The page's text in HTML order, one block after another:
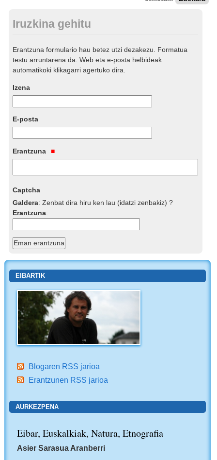
Iruzkina gehitu
Erantzuna formulario hau betez utzi dezakezu. Formatua
testu arruntarena da. Web eta e-posta helbideak
automatikoki klikagarri agertuko dira.
Izena
E-posta
Erantzuna
Captcha
Galdera:Zenbat dira hiru ken lau (idatzi zenbakiz) ?
Erantzuna:
EIBARTIK
Blogaren RSS jarioa
Erantzunen RSS jarioa
AURKEZPENA
Eibar, Euskalkiak, Natura, Etnografia
Asier Sarasua Aranberri